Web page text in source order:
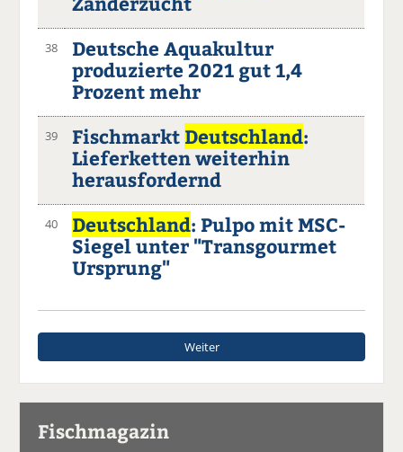
38
Deutsche Aquakultur
produzierte 2021 gut 1,4
Prozent mehr
39 Fischmarkt Deutschland:
Lieferketten weiterhin
herausfordernd
40 Deutschland: Pulpo mit MSC-
Siegel unter "Transgourmet
Ursprung"
Weiter
Fischmagazin